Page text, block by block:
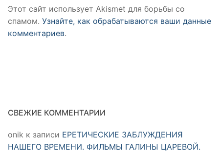
Этот сайт использует Akismet для борьбы со
спамом. Узнайте, как обрабатываются ваши данные
комментариев.
СВЕЖИЕ КОММЕНТАРИИ
onik к записи ЕРЕТИЧЕСКИЕ ЗАБЛУЖДЕНИЯ
НАШЕГО ВРЕМЕНИ. ФИЛЬМЫ ГАЛИНЫ ЦАРЕВОЙ.